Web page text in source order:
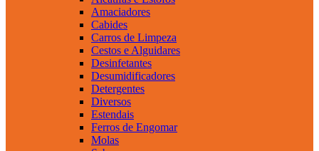
Amaciadores
Cabides
Carros de Limpeza
Cestos e Alguidares
Desinfetantes
Desumidificadores
Detergentes
Diversos
Estendais
Ferros de Engomar
Molas